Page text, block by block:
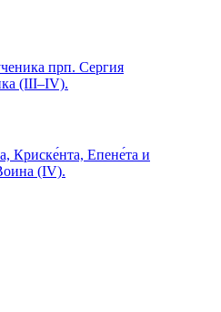
прп. Сергия
(III–IV).
Криске́нта, Епене́та и
(IV).